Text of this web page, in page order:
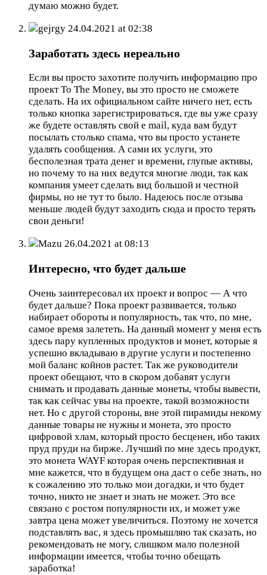
думаю можно будет.
gejrgy 24.04.2021 at 02:38
Заработать здесь нереально
Если вы просто захотите получить информацию про
проект To The Money, вы это просто не сможете
сделать. На их официальном сайте ничего нет, есть
только кнопка зарегистрироваться, где вы уже сразу
же будете оставлять свой e mail, куда вам будут
посылать столько спама, что вы просто устанете
удалять сообщения. А сами их услуги, это
бесполезная трата денег и времени, глупые активы,
но почему то на них ведутся многие люди, так как
компания умеет сделать вид большой и честной
фирмы, но не тут то было. Надеюсь после отзыва
меньше людей будут заходить сюда и просто терять
свои деньги!
Mazu 26.04.2021 at 08:13
Интересно, что будет дальше
Очень заинтересовал их проект и вопрос — А что
будет дальше? Пока проект развивается, только
набирает обороты и популярность, так что, по мне,
самое время залететь. На данный момент у меня есть
здесь пару купленных продуктов и монет, которые я
успешно вкладываю в другие услуги и постепенно
мой баланс койнов растет. Так же руководители
проект обещают, что в скором добавят услуги
снимать и продавать данные монеты, чтобы вывести,
так как сейчас увы на проекте, такой возможности
нет. Но с другой стороны, вне этой пирамиды некому
данные товары не нужны и монета, это просто
цифровой хлам, который просто бесценен, ибо таких
пруд пруди на бирже. Лучший по мне здесь продукт,
это монета WAYF которая очень перспективная и
мне кажется, что в будущем она даст о себе знать, но
к сожалению это только мои догадки, и что будет
точно, никто не знает и знать не может. Это все
связано с ростом популярности их, и может уже
завтра цена может увеличиться. Поэтому не хочется
подставлять вас, я здесь промышляю так сказать, но
рекомендовать не могу, слишком мало полезной
информации имеется, чтобы точно обещать
заработка!